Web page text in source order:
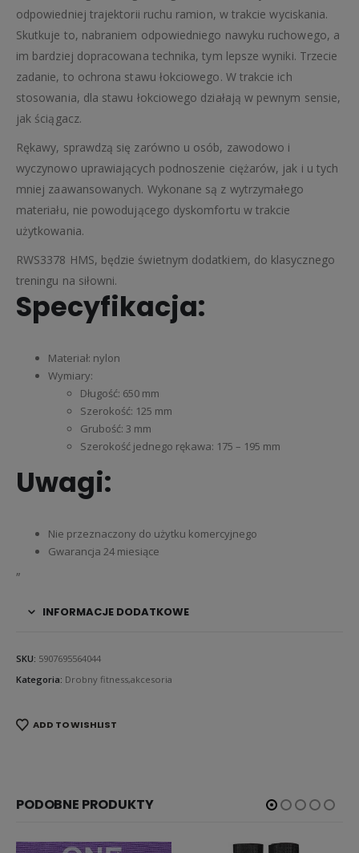
odpowiedniej trajektorii ruchu ramion, w trakcie wyciskania.
Skutkuje to, nabraniem odpowiedniego nawyku ruchowego, a
im bardziej dopracowana technika, tym lepsze wyniki. Trzecie
zadanie, to ochrona stawu łokciowego. W trakcie ich
stosowania, dla stawu łokciowego działają w pewnym sensie,
jak ściągacz.
Rękawy, sprawdzą się zarówno u osób, zawodowo i
wyczynowo uprawiających podnoszenie ciężarów, jak i u tych
mniej zaawansowanych. Wykonane są z wytrzymałego
materiału, nie powodującego dyskomfortu w trakcie
użytkowania.
RWS3378 HMS, będzie świetnym dodatkiem, do klasycznego
treningu na siłowni.
Specyfikacja:
Materiał: nylon
Wymiary:
Długość: 650 mm
Szerokość: 125 mm
Grubość: 3 mm
Szerokość jednego rękawa: 175 – 195 mm
Uwagi:
Nie przeznaczony do użytku komercyjnego
Gwarancja 24 miesiące
„
INFORMACJE DODATKOWE
SKU: 5907695564044
Kategoria: Drobny fitness,akcesoria
ADD TO WISHLIST
PODOBNE PRODUKTY